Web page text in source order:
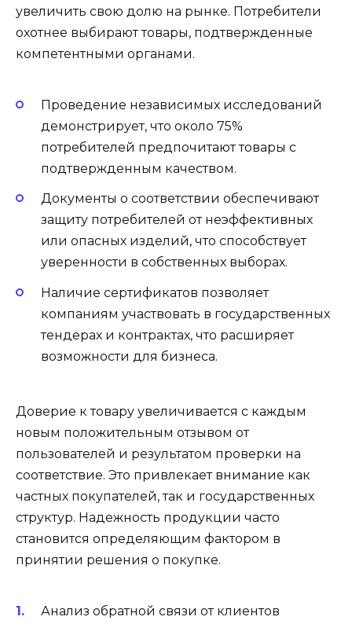
увеличить свою долю на рынке. Потребители
охотнее выбирают товары, подтвержденные
компетентными органами.
Проведение независимых исследований
демонстрирует, что около 75%
потребителей предпочитают товары с
подтвержденным качеством.
Документы о соответствии обеспечивают
защиту потребителей от неэффективных
или опасных изделий, что способствует
уверенности в собственных выборах.
Наличие сертификатов позволяет
компаниям участвовать в государственных
тендерах и контрактах, что расширяет
возможности для бизнеса.
Доверие к товару увеличивается с каждым
новым положительным отзывом от
пользователей и результатом проверки на
соответствие. Это привлекает внимание как
частных покупателей, так и государственных
структур. Надежность продукции часто
становится определяющим фактором в
принятии решения о покупке.
Анализ обратной связи от клиентов